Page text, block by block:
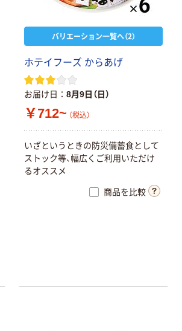
バリエーション一覧へ（2）
ホテイフーズ からあげ
お届け日 8月9日（日）
￥712~ （税込）
いざというときの防災備蓄食として
ストック等、幅広くご利用いただけ
るオススメ
商品を比較